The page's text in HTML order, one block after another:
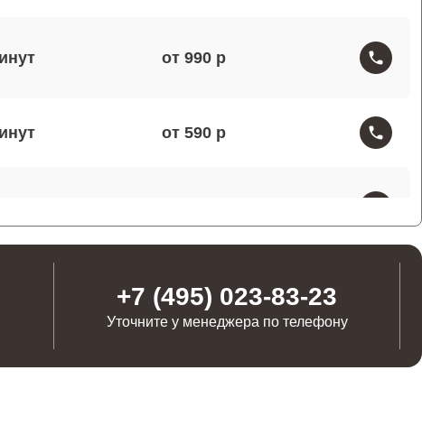
от 990
от 590
от 1100
от 1250
+7 (495) 023-83-23
Уточните у менеджера по телефону